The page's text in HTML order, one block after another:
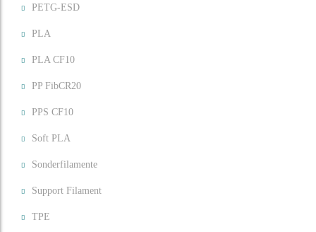
PETG-ESD
PLA
PLA CF10
PP FibCR20
PPS CF10
Soft PLA
Sonderfilamente
Support Filament
TPE